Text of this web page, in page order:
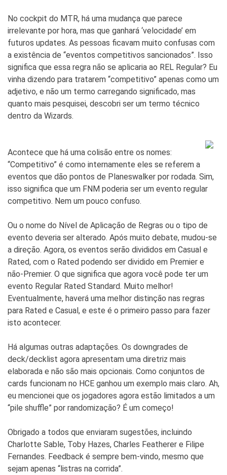
No cockpit do MTR, há uma mudança que parece
irrelevante por hora, mas que ganhará ‘velocidade’ em
futuros updates. As pessoas ficavam muito confusas com
a existência de “eventos competitivos sancionados”. Isso
significa que essa regra não se aplicaria ao REL Regular? Eu
vinha dizendo para tratarem “competitivo” apenas como um
adjetivo, e não um termo carregando significado, mas
quanto mais pesquisei, descobri ser um termo técnico
dentro da Wizards.
Acontece que há uma colisão entre os nomes:
“Competitivo” é como internamente eles se referem a
eventos que dão pontos de Planeswalker por rodada. Sim,
isso significa que um FNM poderia ser um evento regular
competitivo. Nem um pouco confuso.
Ou o nome do Nível de Aplicação de Regras ou o tipo de
evento deveria ser alterado. Após muito debate, mudou-se
a direção. Agora, os eventos serão divididos em Casual e
Rated, com o Rated podendo ser dividido em Premier e
não-Premier. O que significa que agora você pode ter um
evento Regular Rated Standard. Muito melhor!
Eventualmente, haverá uma melhor distinção nas regras
para Rated e Casual, e este é o primeiro passo para fazer
isto acontecer.
Há algumas outras adaptações. Os downgrades de
deck/decklist agora apresentam uma diretriz mais
elaborada e não são mais opcionais. Como conjuntos de
cards funcionam no HCE ganhou um exemplo mais claro. Ah,
eu mencionei que os jogadores agora estão limitados a um
“pile shuffle” por randomização? É um começo!
Obrigado a todos que enviaram sugestões, incluindo
Charlotte Sable, Toby Hazes, Charles Featherer e Filipe
Fernandes. Feedback é sempre bem-vindo, mesmo que
sejam apenas “listras na corrida”.